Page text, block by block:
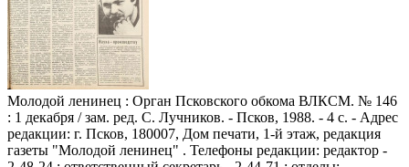
Молодой ленинец : Орган Псковского обкома ВЛКСМ. № 146
: 1 декабря / зам. ред. С. Лучников. - Псков, 1988. - 4 с. - Адрес
редакции: г. Псков, 180007, Дом печати, 1-й этаж, редакция
газеты "Молодой ленинец" . Телефоны редакции: редактор -